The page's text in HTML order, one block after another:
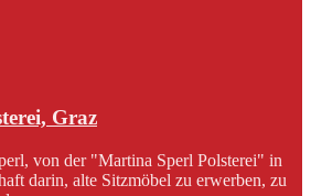
Graz
von der "Martina Sperl Polsterei" in
darin, alte Sitzmöbel zu erwerben, zu